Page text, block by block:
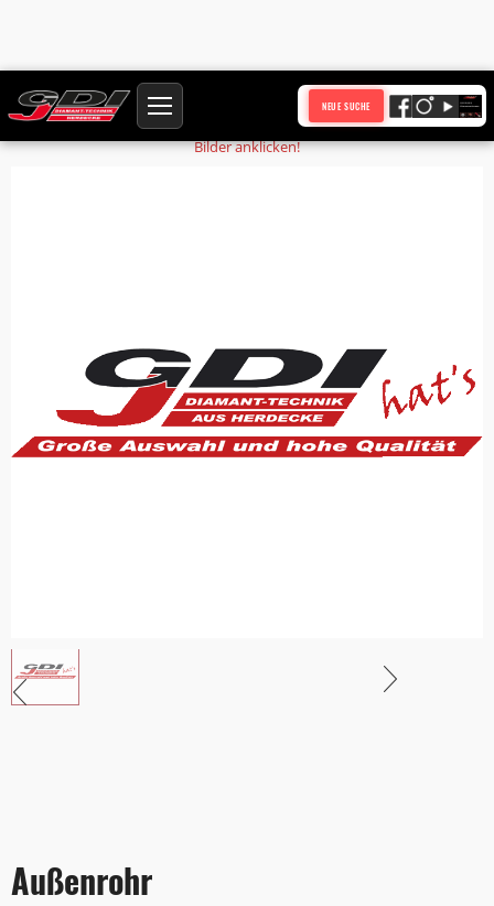
NEUE SUCHE
Startseite Produkte Außenrohr
Bilder anklicken!
Außenrohr